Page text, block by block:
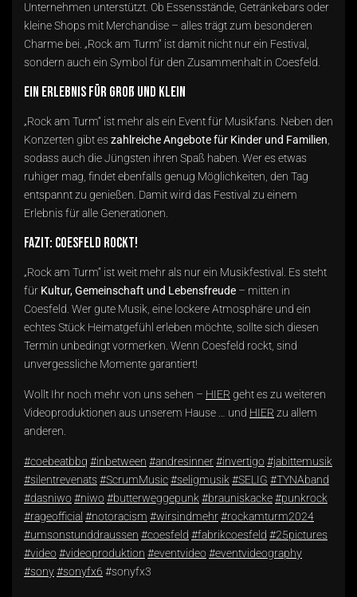
Unternehmen unterstützt. Ob Essensstände, Getränkebars oder
kleine Shops mit Merchandise – alles trägt zum besonderen
Charme bei. „Rock am Turm“ ist damit nicht nur ein Festival,
sondern auch ein Symbol für den Zusammenhalt in Coesfeld.
Ein Erlebnis für Groß und Klein
„Rock am Turm“ ist mehr als ein Event für Musikfans. Neben den
Konzerten gibt eszahlreiche Angebote für Kinder und Familien,
sodass auch die Jüngsten ihren Spaß haben. Wer es etwas
ruhiger mag, findet ebenfalls genug Möglichkeiten, den Tag
entspannt zu genießen. Damit wird das Festival zu einem
Erlebnis für alle Generationen.
Fazit: Coesfeld rockt!
„Rock am Turm“ ist weit mehr als nur ein Musikfestival. Es steht
für Kultur, Gemeinschaft und Lebensfreude – mitten in
Coesfeld. Wer gute Musik, eine lockere Atmosphäre und ein
echtes Stück Heimatgefühl erleben möchte, sollte sich diesen
Termin unbedingt vormerken. Wenn Coesfeld rockt, sind
unvergessliche Momente garantiert!
Wollt Ihr noch mehr von uns sehen – HIER geht es zu weiteren
Videoproduktionen aus unserem Hause … und HIER zu allem
anderen.
#coebeatbbq #inbetween #andresinner#invertigo #jabittemusik
#silentrevenats#ScrumMusic#seligmusik#SELIG #TYNAband
#dasniwo #niwo #butterweggepunk#brauniskacke#punkrock
#rageofficial #notoracism #wirsindmehr#rockamturm2024
#umsonstunddraussen #coesfeld #fabrikcoesfeld #25pictures
#video #videoproduktion #eventvideo #eventvideography
#sony#sonyfx6 #sonyfx3